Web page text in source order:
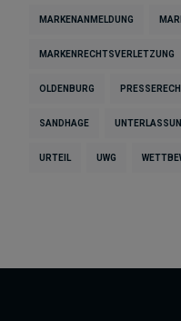
MARKENANMELDUNG
MARKENRECHTSVERLETZUNG
OLDENBURG
SANDHAGE
URTEIL UWG